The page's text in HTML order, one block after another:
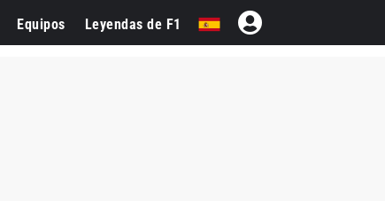
Equipos Leyendas de F1